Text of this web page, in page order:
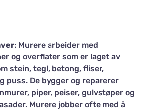
: Murere arbeider med
og overflater som er laget av
stein, tegl, betong, fliser,
puss. De bygger og reparerer
piper, peiser, gulvstøper og
Murere jobber ofte med å